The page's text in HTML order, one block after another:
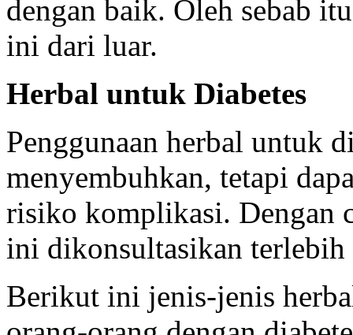
dengan baik. Oleh sebab
ini dari luar.
Herbal untuk Diabetes
Penggunaan herbal untuk
menyembuhkan, tetapi
risiko komplikasi. Dengan
ini dikonsultasikan
Berikut ini jenis-jenis